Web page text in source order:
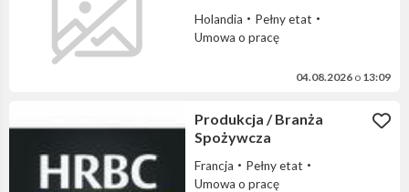
Holandia
Pełny etat
Umowa o pracę
04.08.2026 o 13:09
Produkcja / Branża
Spożywcza
Francja
Pełny etat
Umowa o pracę